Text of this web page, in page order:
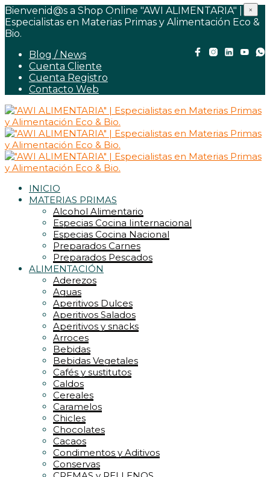
Bienvenid@s a Shop Online "AWI ALIMENTARIA" |
Especialistas en Materias Primas y Alimentación Eco &
Bio.
Blog / News
Cuenta Cliente
Cuenta Registro
Contacto Web
INICIO
MATERIAS PRIMAS
Alcohol Alimentario
Especias Cocina Iinternacional
Especias Cocina Nacional
Preparados Carnes
Preparados Pescados
ALIMENTACIÓN
Aderezos
Aguas
Aperitivos Dulces
Aperitivos Salados
Aperitivos y snacks
Arroces
Bebidas
Bebidas Vegetales
Cafés y sustitutos
Caldos
Cereales
Caramelos
Chicles
Chocolates
Cacaos
Condimentos y Aditivos
Conservas
×